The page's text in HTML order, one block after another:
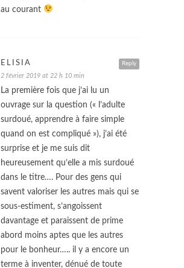
au courant
Reply
ELISIA
2 février 2019 at 22 h 10 min
La première fois que j’ai lu un
ouvrage sur la question (« l’adulte
surdoué, apprendre à faire simple
quand on est compliqué »), j’ai été
surprise et je me suis dit
heureusement qu’elle a mis surdoué
dans le titre…. Pour des gens qui
savent valoriser les autres mais qui se
sous-estiment, s’angoissent
davantage et paraissent de prime
abord moins aptes que les autres
pour le bonheur….. il y a encore un
terme à inventer, dénué de toute